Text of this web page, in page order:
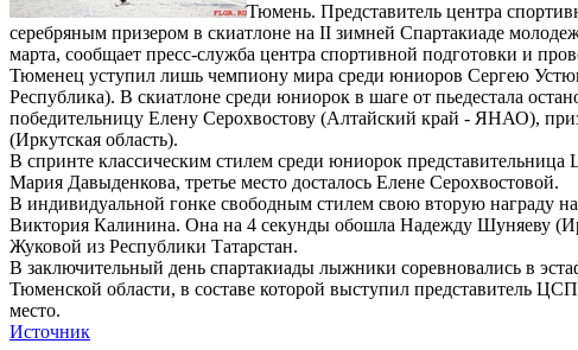
Тюмень. Представитель центра
серебряным призером в скиатлоне на II зимней Спартакиаде
марта, сообщает пресс-служба центра спортивной подготовки и
Тюменец уступил лишь чемпиону мира среди юниоров Сергею
Республика). В скиатлоне среди юниорок в шаге от пьедестала
победительницу Елену Серохвостову (Алтайский край - ЯНАО),
(Иркутская область).
В спринте классическим стилем среди юниорок
Мария Давыденкова, третье место досталось Елене Серохвостовой.
В индивидуальной гонке свободным стилем свою вторую награду
Виктория Калинина. Она на 4 секунды обошла Надежду Шуняеву
Жуковой из Республики Татарстан.
В заключительный день спартакиады лыжники соревновались в
Тюменской области, в составе которой выступил представитель
место.
Источник